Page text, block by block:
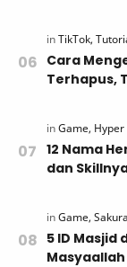
Cara
Terhapus,
12 Nama
dan
5 ID Masjid